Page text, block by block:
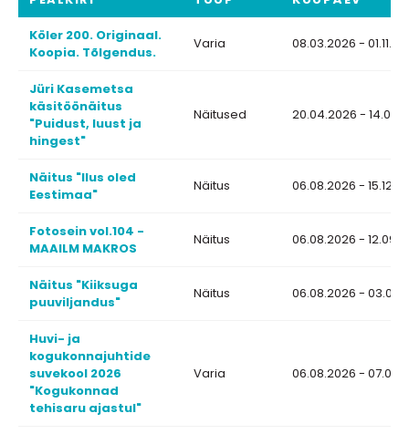
Köler 200. Originaal.
Koopia. Tõlgendus.
Varia 08.03.2026 -
Jüri Kasemetsa
käsitöönäitus
"Puidust, luust ja
hingest"
Näitused 20.04.2026 -
Näitus "Ilus oled
Eestimaa"
Näitus 06.08.2026 -
Fotosein vol.104 -
MAAILM MAKROS
Näitus 06.08.2026 -
Näitus "Kiiksuga
puuviljandus"
Näitus 06.08.2026 -
Huvi- ja
kogukonnajuhtide
suvekool 2026
"Kogukonnad
tehisaru ajastul"
Varia 06.08.2026 -